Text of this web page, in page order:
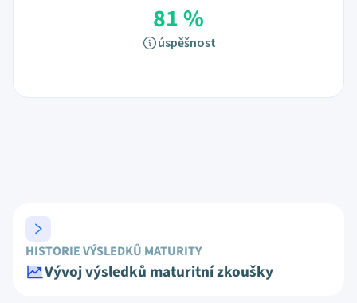
81 %
úspěšnost
HISTORIE VÝSLEDKŮ MATURITY
Vývoj výsledků maturitní zkoušky